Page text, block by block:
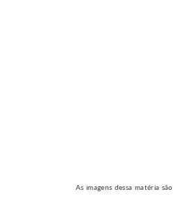
As imagens dessa matéria